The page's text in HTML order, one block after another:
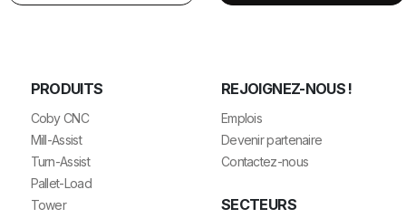
PRODUITS
Coby CNC
Mill-Assist
Turn-Assist
Pallet-Load
Tower
REJOIGNEZ-NOUS !
Emplois
Devenir partenaire
Contactez-nous
SECTEURS